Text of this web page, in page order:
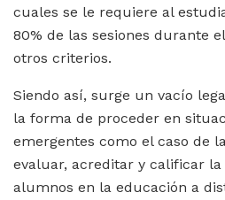
cuales se le requiere al
80% de las sesiones durante
otros criterios.
Siendo así, surge un vacío
la forma de proceder en
emergentes como el caso de
evaluar, acreditar y calificar la
alumnos en la educación a